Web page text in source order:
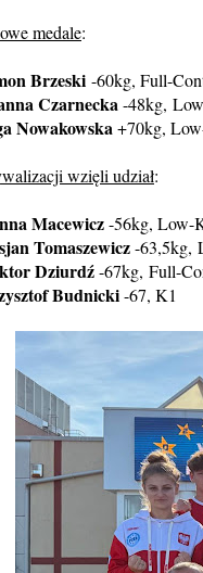
medale:
Brzeski -60kg, Full-
Czarnecka-48kg,
Nowakowska+70kg,
wzięli udział:
Macewicz-56kg, Low-
Tomaszewicz-63,5kg,
Dziurdź-67kg, Full-
Budnicki-67, K1